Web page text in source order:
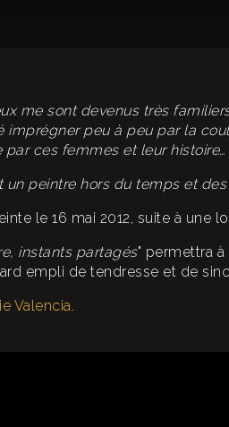
me sont devenus très
imprégner peu à peu par la
par ces femmes et leur histoire…
un peintre hors du temps et
le 16 mai 2012, suite à une
instants partagés" permettra
empli de tendresse et de
Valencia.